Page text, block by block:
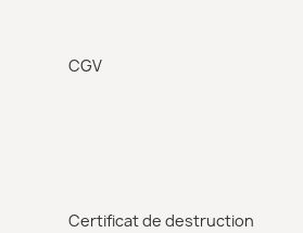
CGV
Certificat de destruction